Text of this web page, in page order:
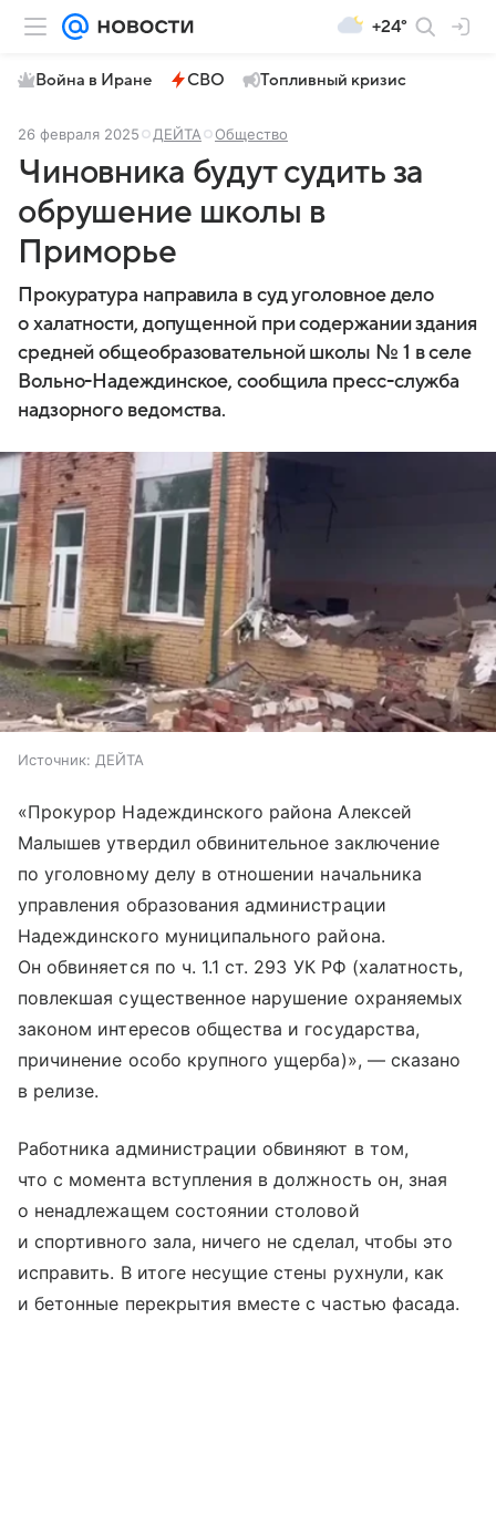
+24°
Война в Иране СВО Топливный кризис
26 февраля 2025 ДЕЙТА Общество
Чиновника будут судить за
обрушение школы в
Приморье
Прокуратура направила в суд уголовное дело
о халатности, допущенной при содержании здания
средней общеобразовательной школы № 1 в селе
Вольно-Надеждинское, сообщила пресс-служба
надзорного ведомства.
Источник: ДЕЙТА
«Прокурор Надеждинского района Алексей
Малышев утвердил обвинительное заключение
по уголовному делу в отношении начальника
управления образования администрации
Надеждинского муниципального района.
Он обвиняется по ч. 1.1 ст. 293 УК РФ (халатность,
повлекшая существенное нарушение охраняемых
законом интересов общества и государства,
причинение особо крупного ущерба)», — сказано
в релизе.
Работника администрации обвиняют в том,
что с момента вступления в должность он, зная
о ненадлежащем состоянии столовой
и спортивного зала, ничего не сделал, чтобы это
исправить. В итоге несущие стены рухнули, как
и бетонные перекрытия вместе с частью фасада.